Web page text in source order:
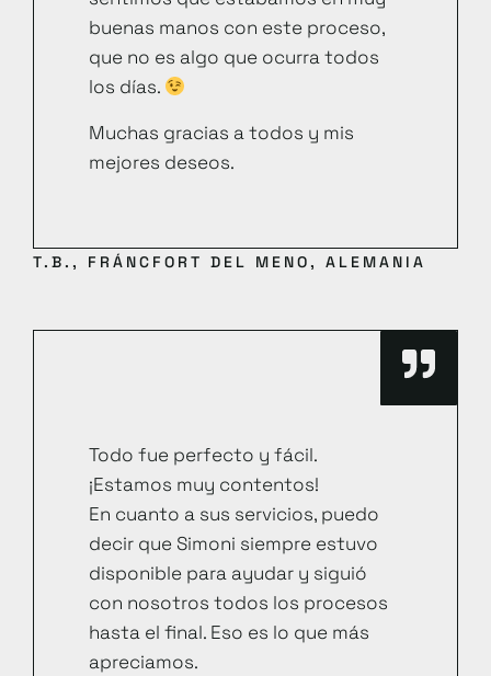
buenas manos con este proceso,
que no es algo que ocurra todos
los días.
Muchas gracias a todos y mis
mejores deseos.
T.B., FRÁNCFORT DEL MENO, ALEMANIA
Todo fue perfecto y fácil.
¡Estamos muy contentos!
En cuanto a sus servicios, puedo
decir que Simoni siempre estuvo
disponible para ayudar y siguió
con nosotros todos los procesos
hasta el final. Eso es lo que más
apreciamos.